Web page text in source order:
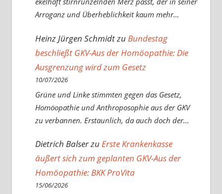
Arroganz und Überheblichkeit kaum mehr…
Heinz Jürgen SchmidtzuBundestag
beschließt GKV-Aus der Homöopathie: Die
Ausgrenzung wird zum Gesetz
10/07/2026
Grüne und Linke stimmten gegen das Gesetz,
Homöopathie und Anthroposophie aus der GKV
zu verbannen. Erstaunlich, da auch doch der…
Dietrich BalserzuErste Krankenkasse
äußert sich zum geplanten GKV-Aus der
Homöopathie: BKK ProVita
15/06/2026